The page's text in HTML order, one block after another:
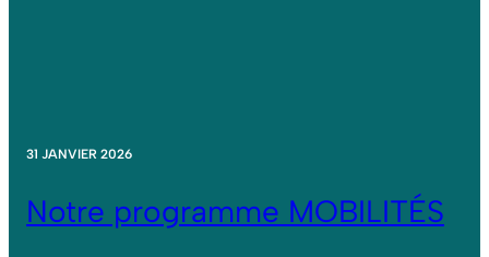
31 JANVIER 2026
Notre programme MOBILITÉS